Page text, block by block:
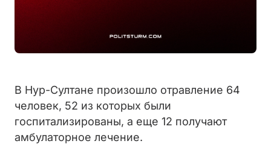
В Нур-Султане произошло отравление 64
человек, 52 из которых были
госпитализированы, а еще 12 получают
амбулаторное лечение.